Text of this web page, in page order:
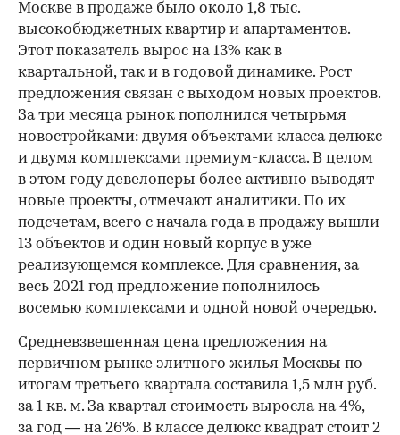
00:00 / 00:00
Москве в продаже было около 1,8 тыс.
высокобюджетных квартир и апартаментов.
Этот показатель вырос на 13% как в
квартальной, так и в годовой динамике. Рост
предложения связан с выходом новых проектов.
За три месяца рынок пополнился четырьмя
новостройками: двумя объектами класса делюкс
и двумя комплексами премиум-класса. В целом
в этом году девелоперы более активно выводят
новые проекты, отмечают аналитики. По их
подсчетам, всего с начала года в продажу вышли
13 объектов и один новый корпус в уже
реализующемся комплексе. Для сравнения, за
весь 2021 год предложение пополнилось
восемью комплексами и одной новой очередью.
Средневзвешенная цена предложения на
первичном рынке элитного жилья Москвы по
итогам третьего квартала составила 1,5 млн руб.
за 1 кв. м. За квартал стоимость выросла на 4%,
за год — на 26%. В классе делюкс квадрат стоит 2